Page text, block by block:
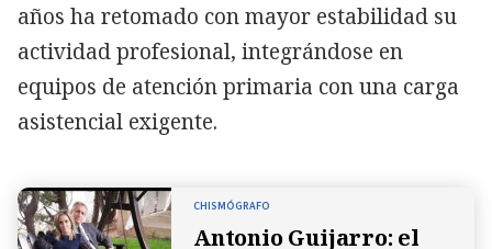
años ha retomado con mayor estabilidad su
actividad profesional, integrándose en
equipos de atención primaria con una carga
asistencial exigente.
CHISMÓGRAFO
Antonio Guijarro: el